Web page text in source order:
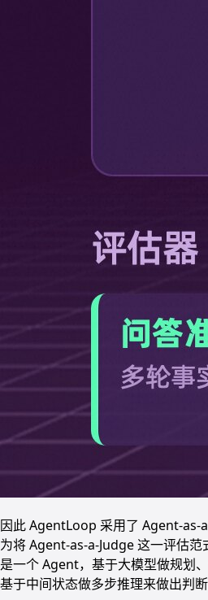
因此 AgentLoop 采用了 Agent-as-
为将 Agent-as-a-Judge 这一评估
是一个 Agent，基于大模型做规划
基于中间状态做多步推理来做出判断